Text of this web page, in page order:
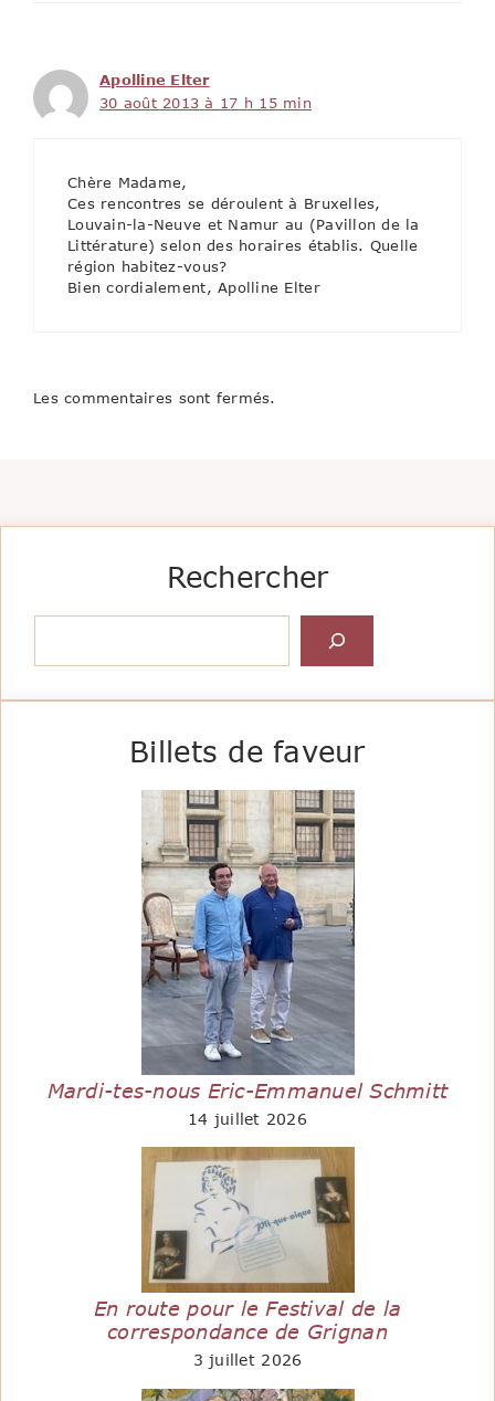
Apolline Elter
30 août 2013 à 17 h 15 min
Chère Madame,
Ces rencontres se déroulent à Bruxelles,
Louvain-la-Neuve et Namur au (Pavillon de la
Littérature) selon des horaires établis. Quelle
région habitez-vous?
Bien cordialement, Apolline Elter
Les commentaires sont fermés.
Rechercher
Billets de faveur
Mardi-tes-nous Eric-Emmanuel Schmitt
14 juillet 2026
En route pour le Festival de la
correspondance de Grignan
3 juillet 2026